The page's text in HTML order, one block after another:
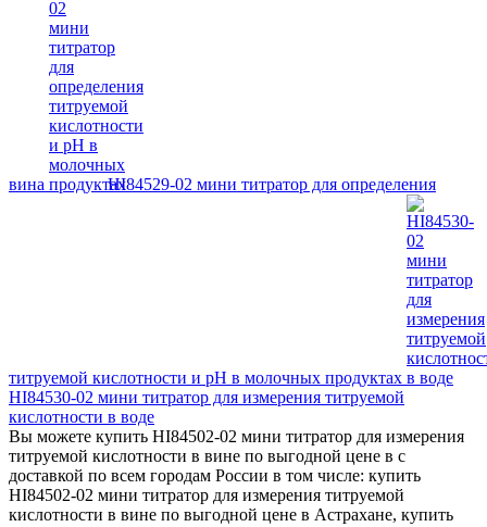
вина HI84529-02 мини титратор для определения
титруемой кислотности и рН в молочных продуктах
HI84530-02 мини титратор для измерения титруемой
кислотности в воде
Вы можете купить HI84502-02 мини титратор для измерения
титруемой кислотности в вине по выгодной цене в с
доставкой по всем городам России в том числе: купить
HI84502-02 мини титратор для измерения титруемой
кислотности в вине по выгодной цене в Астрахане, купить